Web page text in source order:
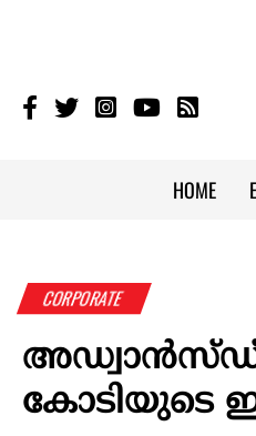
HOME
CORPORATE
അഡ്വാന്‍സ്ഡ്
കോടിയുടെ